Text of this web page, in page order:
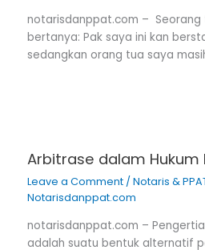
notarisdanppat.com –
bertanya: Pak saya ini kan
sedangkan orang tua saya
Arbitrase dalam Hukum
Leave a Comment /Notaris &
Notarisdanppat.com
notarisdanppat.com –
adalah suatu bentuk alternatif